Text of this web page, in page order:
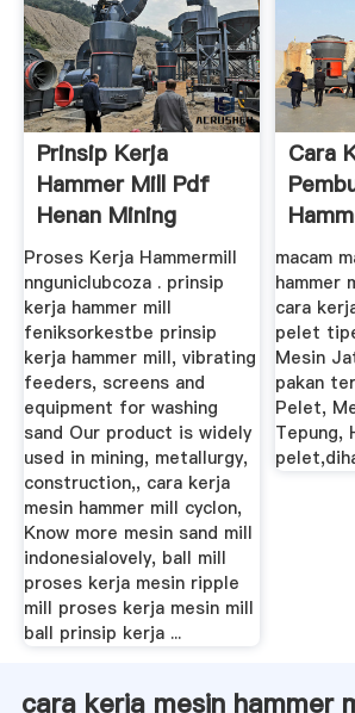
Prinsip Kerja
Hammer Mill Pdf
Henan Mining
Machinery Co ...
Proses Kerja Hammermill
nnguniclubcoza . prinsip
kerja hammer mill
feniksorkestbe prinsip
kerja hammer mill, vibrating
feeders, screens and
equipment for washing
sand Our product is widely
used in mining, metallurgy,
construction,, cara kerja
mesin hammer mill cyclon,
Know more mesin sand mill
indonesialovely, ball mill
proses kerja mesin ripple
mill proses kerja mesin mill
ball prinsip kerja ...
Cara
macam
hammer
cara
pelet
Mesin
pakan
Pelet,
Tepung,
cara kerja mesin hammer